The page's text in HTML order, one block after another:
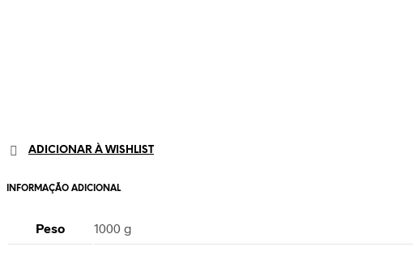
ADICIONAR À WISHLIST
INFORMAÇÃO ADICIONAL
Peso 1000 g